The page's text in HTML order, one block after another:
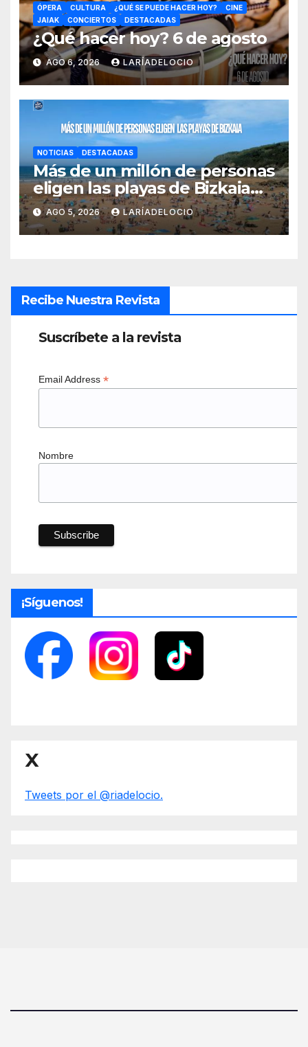
ÓPERA CULTURA ¿QUÉ SE PUEDE HACER HOY?
CINE
JAIAK
CONCIERTOS DESTACADAS
¿Qué hacer hoy? 6 de agosto
AGO 6, 2026 LARÍADELOCIO
NOTICIAS DESTACADAS
Más de un millón de personas
eligen las playas de Bizkaia
en la primera mitad de la
temporada
AGO 5, 2026 LARÍADELOCIO
Recibe Nuestra Revista
Suscríbete a la revista
Email Address *
Nombre
¡Síguenos!
X
Tweets por el @riadelocio.